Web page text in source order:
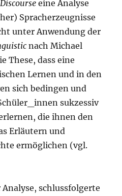
eine Analyse
Spracherzeugnisse
unter Anwendung der
nach Michael
These, dass eine
Lernen und in den
sich bedingen und
sukzessiv
die ihnen den
Erläutern und
ermöglichen (vgl.
schlussfolgerte